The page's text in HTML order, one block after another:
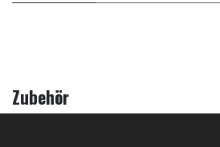
Zubehör